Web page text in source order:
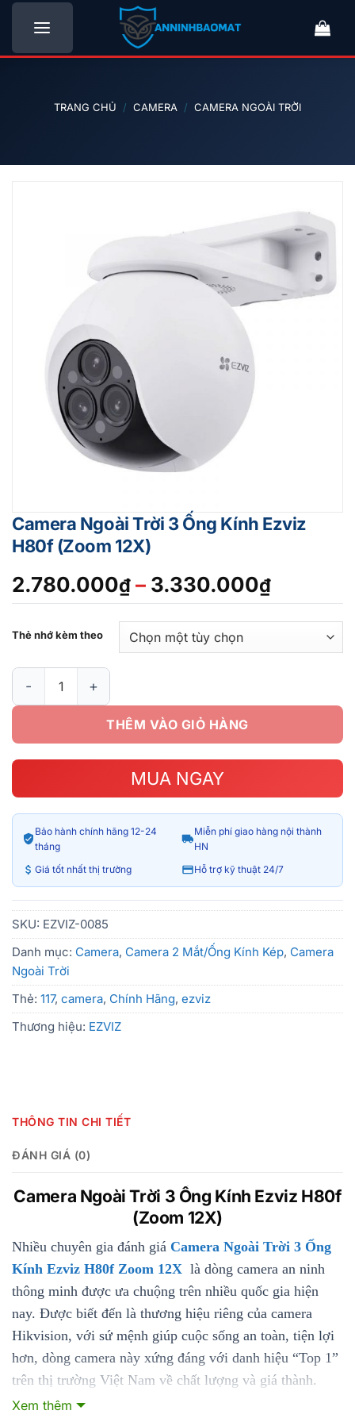
Bỏ
nội
TRANG CHỦ / CAMERA / CAMERA NGOÀI TRỜI
Camera Ngoài Trời 3 Ống Kính Ezviz
H80f (Zoom 12X)
2.780.000₫ – 3.330.000₫Khoảng
giá:
từ
Thẻ nhớ kèm theo
THÊM VÀO GIỎ HÀNG
MUA NGAY
Bảo hành chính hãng 12-24
tháng
Miễn phí giao hàng nội thành
HN
Giá tốt nhất thị trường
Hỗ trợ kỹ thuật 24/7
SKU: EZVIZ-0085
Danh mục: Camera, Camera 2 Mắt/Ống Kính Kép, Camera
Ngoài Trời
Thẻ: 117, camera, Chính Hãng, ezviz
Thương hiệu: EZVIZ
THÔNG TIN CHI TIẾT
ĐÁNH GIÁ (0)
Camera Ngoài Trời 3 Ống Kính Ezviz H80f
(Zoom 12X)
Nhiều chuyên gia đánh giá Camera Ngoài Trời 3 Ống
Kính Ezviz H80f Zoom 12X là dòng camera an ninh
thông minh được ưa chuộng trên nhiều quốc gia hiện
nay. Được biết đến là thương hiệu riêng của camera
Hikvision, với sứ mệnh giúp cuộc sống an toàn, tiện lợi
hơn, dòng camera này xứng đáng với danh hiệu “Top 1”
trên thị trường Việt Nam về chất lượng và giá thành.
Nền tảng dựa trên công nghê AI thông minh kết hợp với
Xem thêm